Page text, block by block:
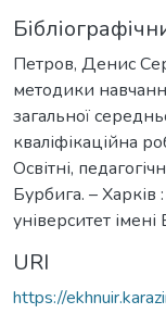
Петров, Денис
методики
загальної
кваліфікаційна
Освітні,
Бурбига. – Харків
університет
URI
https://